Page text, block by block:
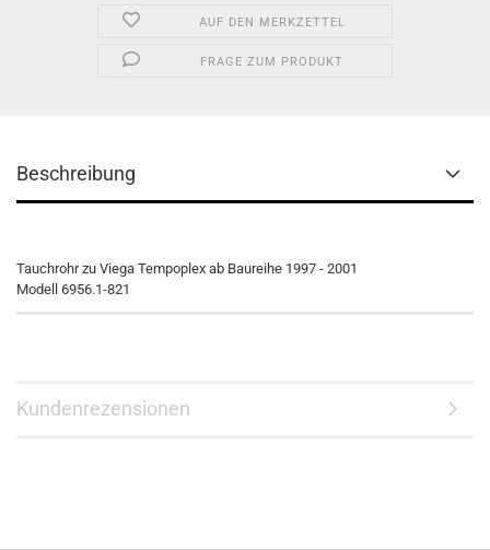
AUF DEN MERKZETTEL
FRAGE ZUM PRODUKT
Beschreibung
Tauchrohr zu Viega Tempoplex ab Baureihe 1997 - 2001
Modell 6956.1-821
Kundenrezensionen